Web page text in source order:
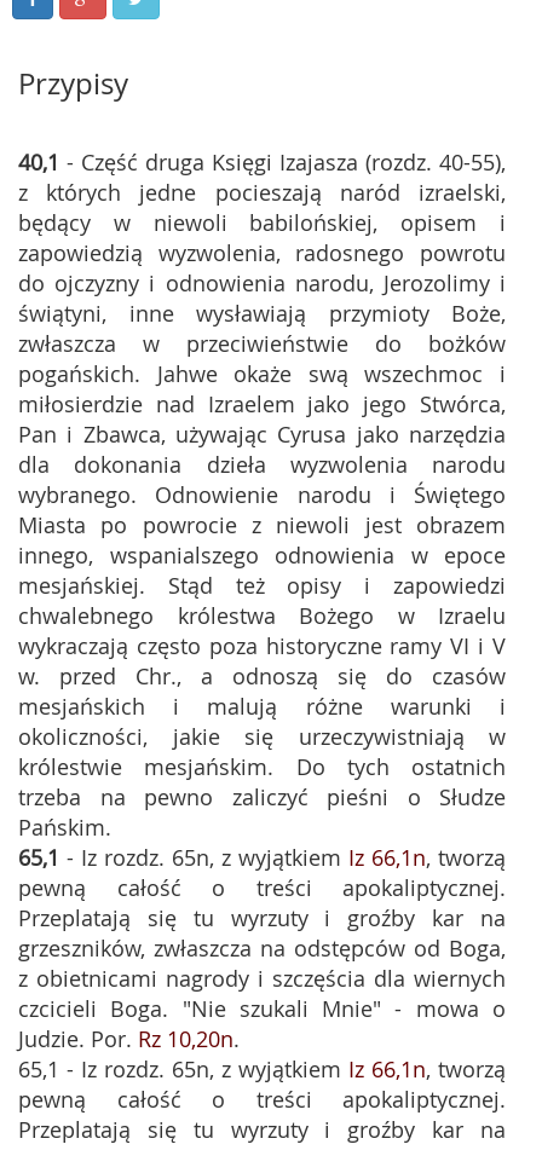
Przypisy
40,1 - Część druga Księgi Izajasza (rozdz. 40-55),
z których jedne pocieszają naród izraelski,
będący w niewoli babilońskiej, opisem i
zapowiedzią wyzwolenia, radosnego powrotu
do ojczyzny i odnowienia narodu, Jerozolimy i
świątyni, inne wysławiają przymioty Boże,
zwłaszcza w przeciwieństwie do bożków
pogańskich. Jahwe okaże swą wszechmoc i
miłosierdzie nad Izraelem jako jego Stwórca,
Pan i Zbawca, używając Cyrusa jako narzędzia
dla dokonania dzieła wyzwolenia narodu
wybranego. Odnowienie narodu i Świętego
Miasta po powrocie z niewoli jest obrazem
innego, wspanialszego odnowienia w epoce
mesjańskiej. Stąd też opisy i zapowiedzi
chwalebnego królestwa Bożego w Izraelu
wykraczają często poza historyczne ramy VI i V
w. przed Chr., a odnoszą się do czasów
mesjańskich i malują różne warunki i
okoliczności, jakie się urzeczywistniają w
królestwie mesjańskim. Do tych ostatnich
trzeba na pewno zaliczyć pieśni o Słudze
Pańskim.
65,1 - Iz rozdz. 65n, z wyjątkiem Iz 66,1n, tworzą
pewną całość o treści apokaliptycznej.
Przeplatają się tu wyrzuty i groźby kar na
grzeszników, zwłaszcza na odstępców od Boga,
z obietnicami nagrody i szczęścia dla wiernych
czcicieli Boga. "Nie szukali Mnie" - mowa o
Judzie. Por. Rz 10,20n.
65,1 - Iz rozdz. 65n, z wyjątkiem Iz 66,1n, tworzą
pewną całość o treści apokaliptycznej.
Przeplatają się tu wyrzuty i groźby kar na